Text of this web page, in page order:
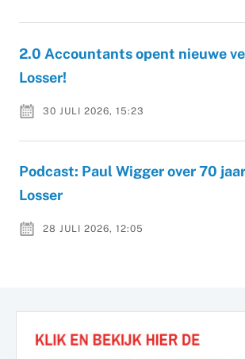
2.0 Accountants opent nieuwe
Losser!
30 JULI 2026, 15:23
Podcast: Paul Wigger over 70
Losser
28 JULI 2026, 12:05